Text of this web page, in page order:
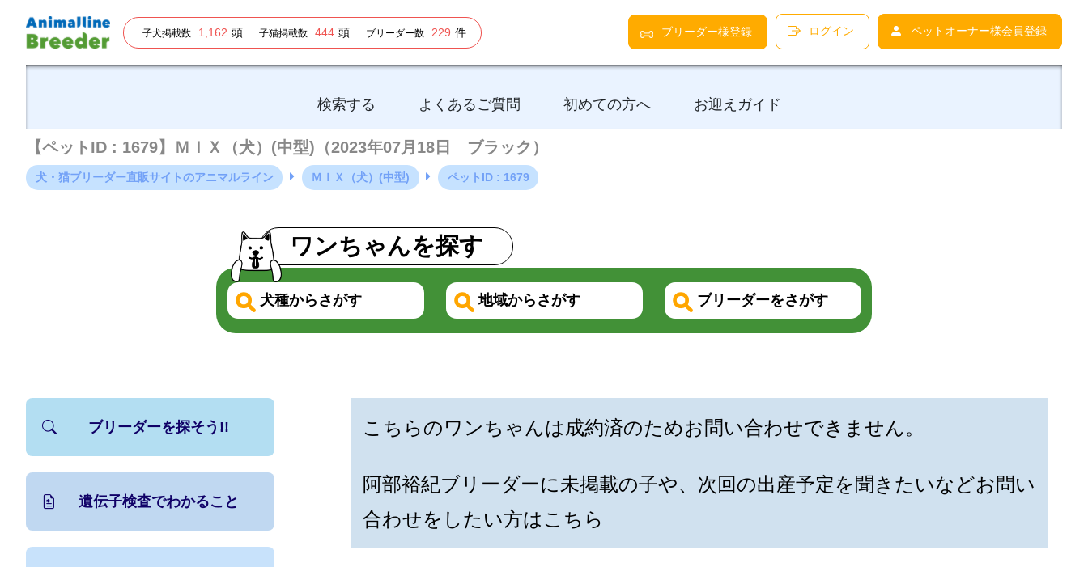
子犬掲載数 1,162 頭 子猫掲載数 444 頭 ブリーダー数 229 件 ブリーダー様登録 ログイン ペットオーナー様会員登録
検索する よくあるご質問 初めての方へ お迎えガイド
【ペットID : 1679】ＭＩＸ（犬）(中型)（2023年07月18日 ブラック）
犬・猫ブリーダー直販サイトのアニマルライン ＭＩＸ（犬）(中型) ペットID : 1679
ワンちゃんを探す
犬種からさがす 地域からさがす ブリーダーをさがす
こちらのワンちゃんは成約済のためお問い合わせできません。
阿部裕紀ブリーダーに未掲載の子や、次回の出産予定を聞きたいなどお問い
合わせをしたい方はこちら
ブリーダーを探そう!!
遺伝子検査でわかること